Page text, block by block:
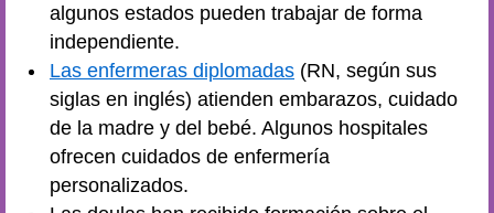
algunos estados pueden trabajar de forma
independiente.
Las enfermeras diplomadas (RN, según sus
siglas en inglés) atienden embarazos, cuidado
de la madre y del bebé. Algunos hospitales
ofrecen cuidados de enfermería
personalizados.